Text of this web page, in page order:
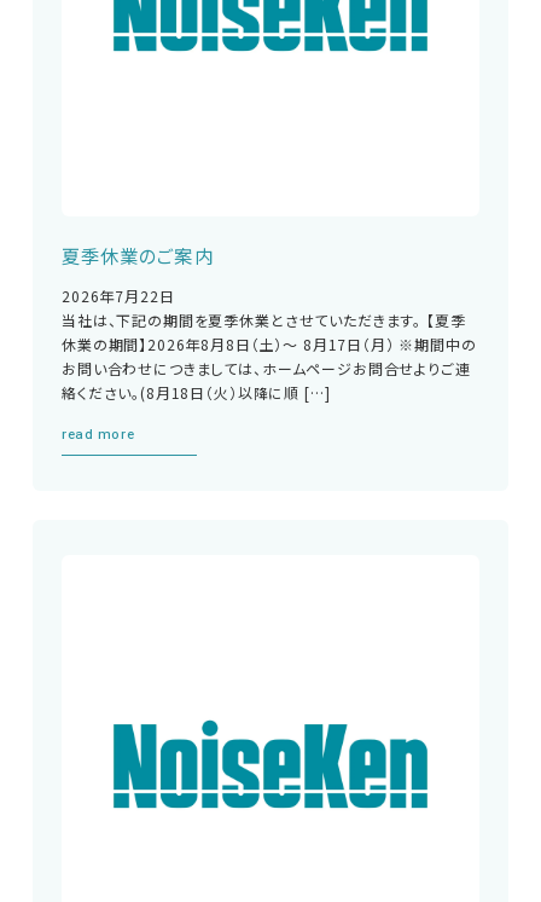
夏季休業のご案内
2026年7月22日
当社は、下記の期間を夏季休業とさせていただきます。 【夏季
休業の期間】2026年8月8日（土）～ 8月17日（月） ※期間中の
お問い合わせにつきましては、ホームページお問合せよりご連
絡ください。(8月18日（火）以降に順 […]
read more